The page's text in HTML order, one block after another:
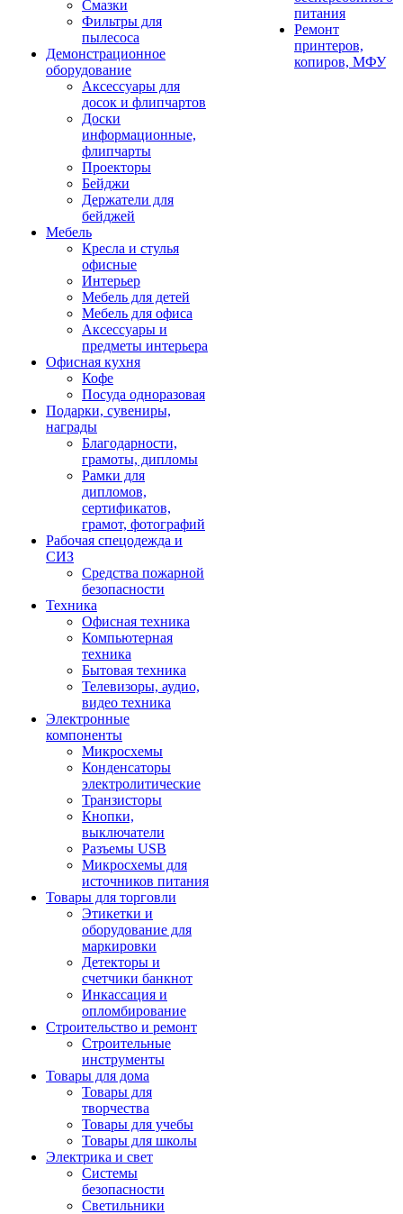
Смазки
Фильтры для
пылесоса
Демонстрационное
оборудование
Аксессуары для
досок и флипчартов
Доски
информационные,
флипчарты
Проекторы
Бейджи
Держатели для
бейджей
Мебель
Кресла и стулья
офисные
Интерьер
Мебель для детей
Мебель для офиса
Аксессуары и
предметы интерьера
Офисная кухня
Кофе
Посуда одноразовая
Подарки, сувениры,
награды
Благодарности,
грамоты, дипломы
Рамки для
дипломов,
сертификатов,
грамот, фотографий
Рабочая спецодежда и
СИЗ
Средства пожарной
безопасности
Техника
Офисная техника
Компьютерная
техника
Бытовая техника
Телевизоры, аудио,
видео техника
Электронные
компоненты
Микросхемы
Конденсаторы
электролитические
Транзисторы
Кнопки,
выключатели
Разъемы USB
Микросхемы для
источников питания
Товары для торговли
Этикетки и
оборудование для
маркировки
Детекторы и
счетчики банкнот
Инкассация и
опломбирование
Строительство и ремонт
Строительные
инструменты
Товары для дома
Товары для
творчества
Товары для учебы
Товары для школы
Электрика и свет
Системы
безопасности
Светильники
питания
Ремонт
принтеров,
копиров, МФУ